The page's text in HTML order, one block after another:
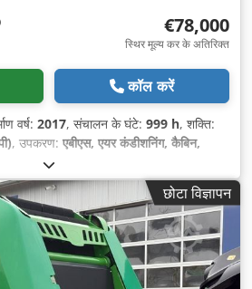
€78,000
स्थिर मूल्य कर के अतिरिक्त
कॉल करें
वर्ष: 2017, संचालन के घंटे: 999 h, शक्ति:
, उपकरण: एबीएस, एयर कंडीशनिंग, कैबिन,
पहियों की ड्राइव
छोटा विज्ञापन